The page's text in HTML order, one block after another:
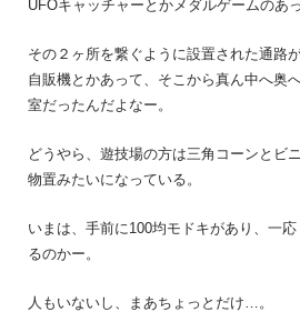
UFOキャッチャーとかメダルゲームのあ
その２ヶ所を繋ぐように設置された通路
自販機とかあって、そこから真ん中へ奥
室だったんだよなー。
どうやら、遊技場の方は三角コーンとビ
物置みたいになっている。
いまは、手前に100均モドキがあり、一
るのかー。
人もいないし、まあちょっとだけ…。